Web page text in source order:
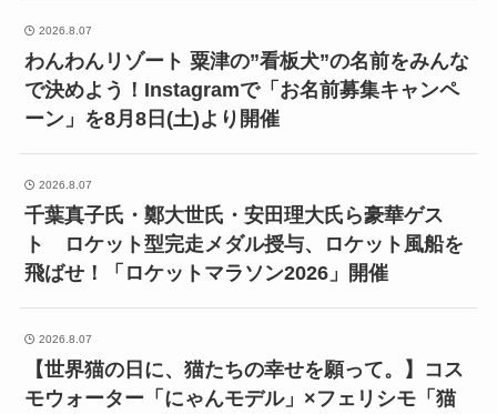
2026.8.07
わんわんリゾート 粟津の”看板犬”の名前をみんな
で決めよう！Instagramで「お名前募集キャンペ
ーン」を8月8日(土)より開催
2026.8.07
千葉真子氏・鄭大世氏・安田理大氏ら豪華ゲス
ト ロケット型完走メダル授与、ロケット風船を
飛ばせ！「ロケットマラソン2026」開催
2026.8.07
【世界猫の日に、猫たちの幸せを願って。】コス
モウォーター「にゃんモデル」×フェリシモ「猫